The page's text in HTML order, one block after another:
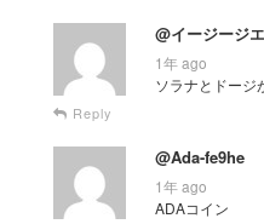
@イージージエ
1年 ago
ソラナとドージ
Reply
@Ada-fe9he
1年 ago
ADAコイン